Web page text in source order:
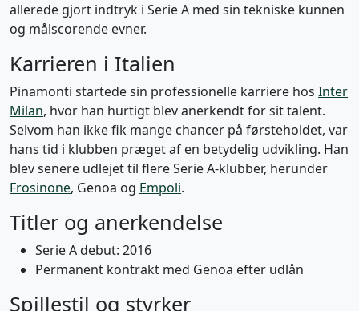
allerede gjort indtryk i Serie A med sin tekniske kunnen
og målscorende evner.
Karrieren i Italien
Pinamonti startede sin professionelle karriere hos Inter
Milan, hvor han hurtigt blev anerkendt for sit talent.
Selvom han ikke fik mange chancer på førsteholdet, var
hans tid i klubben præget af en betydelig udvikling. Han
blev senere udlejet til flere Serie A-klubber, herunder
Frosinone, Genoa og Empoli.
Titler og anerkendelse
Serie A debut: 2016
Permanent kontrakt med Genoa efter udlån
Spillestil og styrker